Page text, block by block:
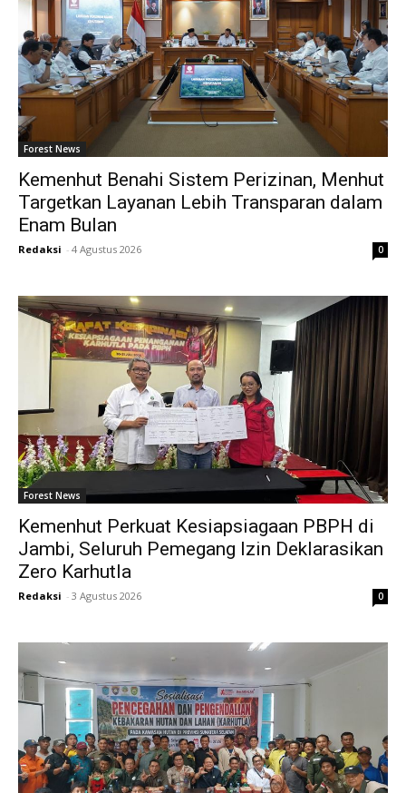
Forest News
Kemenhut Benahi Sistem Perizinan, Menhut
Targetkan Layanan Lebih Transparan dalam
Enam Bulan
Redaksi - 4 Agustus 2026 0
Forest News
Kemenhut Perkuat Kesiapsiagaan PBPH di
Jambi, Seluruh Pemegang Izin Deklarasikan
Zero Karhutla
Redaksi - 3 Agustus 2026 0